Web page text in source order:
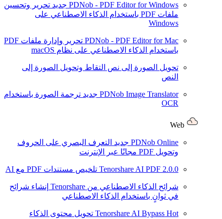
PDNob - PDF Editor for Windows جديد تحرير وتحسين
ملفات PDF باستخدام الذكاء الاصطناعي على
Windows
PDNob - PDF Editor for Mac
تحرير وإدارة ملفات PDF
باستخدام الذكاء الاصطناعي على نظام macOS
تحويل الصورة إلى نص التقاط وتحويل الصورة إلى
النص
PDNob Image Translator جديد ترجمة الصورة باستخدام
OCR
PDNob Online جديد التعرف البصري على الحروف
وتحويل PDF مجانًا عبر الإنترنت
Tenorshare AI PDF 2.0.0 تلخيص مستندات PDF مع AI
شرائح الذكاء الاصطناعي من Tenorshare
إنشاء شرائح
في ثوانٍ باستخدام الذكاء الاصطناعي
Tenorshare AI Bypass Hot
تحويل محتوى الذكاء